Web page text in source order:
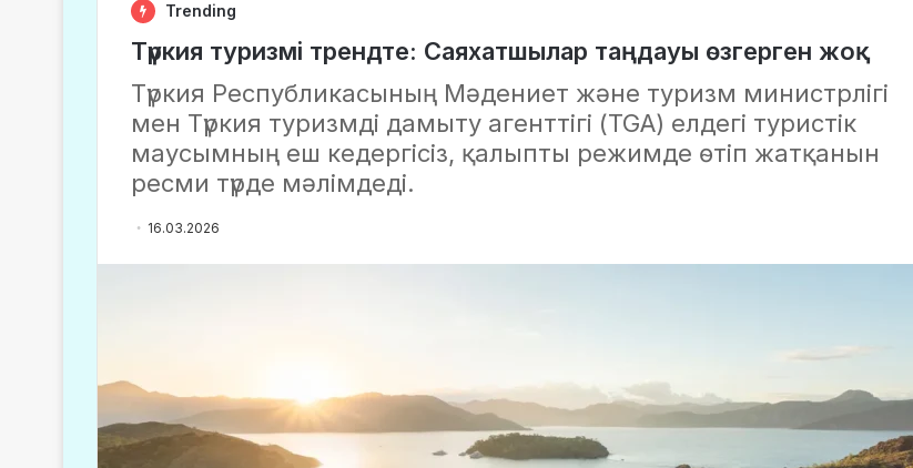
Trending
Түркия туризмі трендте: Саяхатшылар таңдауы өзгерген жоқ
Түркия Республикасының Мәдениет және туризм министрлігі
мен Түркия туризмді дамыту агенттігі (TGA) елдегі туристік
маусымның еш кедергісіз, қалыпты режимде өтіп жатқанын
ресми түрде мәлімдеді.
16.03.2026